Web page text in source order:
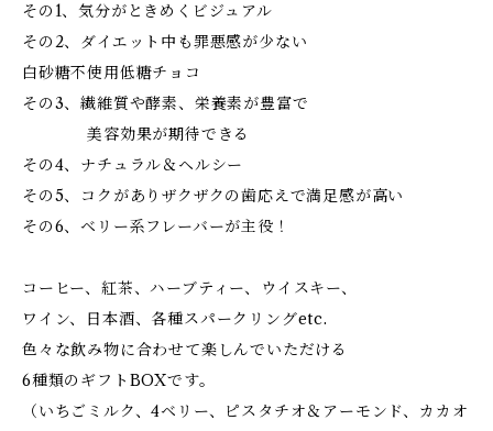
その1、気分がときめくビジュアル
その2、ダイエット中も罪悪感が少ない
白砂糖不使用低糖チョコ
その3、繊維質や酵素、栄養素が豊富で
美容効果が期待できる
その4、ナチュラル＆ヘルシー
その5、コクがありザクザクの歯応えで満足感が高い
その6、ベリー系フレーバーが主役！
コーヒー、紅茶、ハーブティー、ウイスキー、
ワイン、日本酒、各種スパークリングetc.
色々な飲み物に合わせて楽しんでいただける
6種類のギフトBOXです。
（いちごミルク、4ベリー、ピスタチオ＆アーモンド、カカオ